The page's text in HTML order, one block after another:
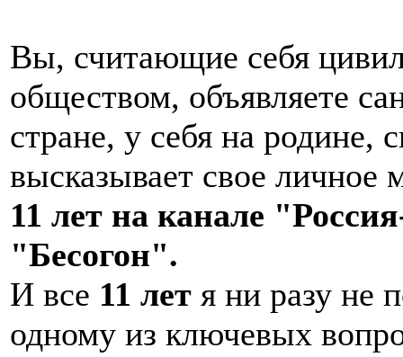
Вы, считающие себя
обществом, объявляете
стране, у себя на родине,
высказывает свое личное
11 лет на канале
"Бесогон".
И все 11 лет я ни разу не
одному из ключевых